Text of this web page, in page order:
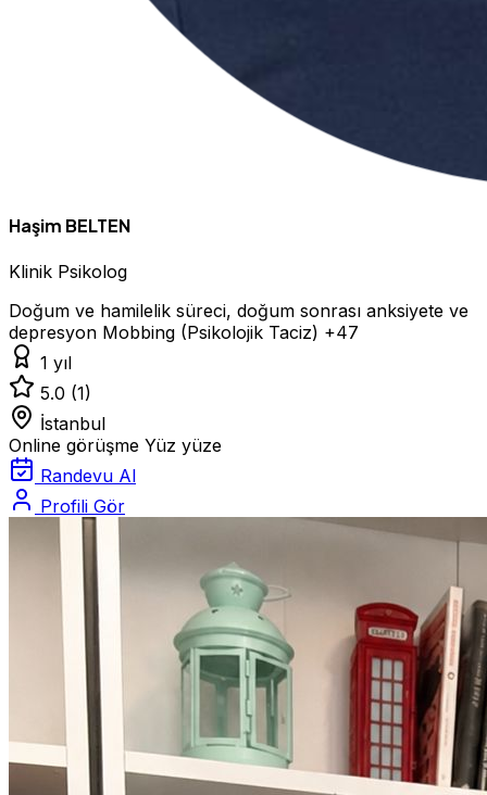
Haşim BELTEN
Klinik Psikolog
Doğum ve hamilelik süreci, doğum sonrası anksiyete ve
depresyon Mobbing (Psikolojik Taciz) +47
1 yıl
5.0 (1)
İstanbul
Online görüşme Yüz yüze
Randevu Al
Profili Gör